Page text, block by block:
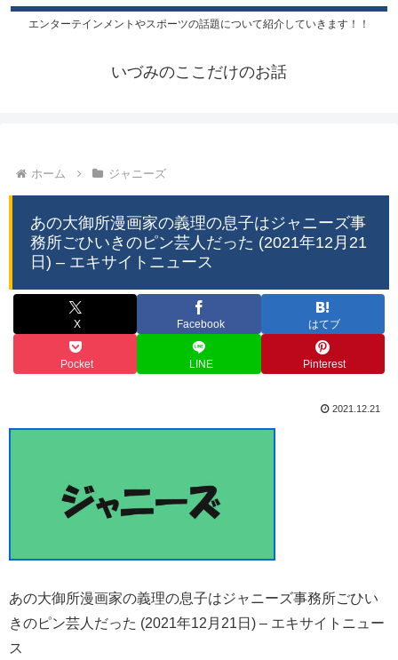
エンターテインメントやスポーツの話題について紹介していきます！！
いづみのここだけのお話
ホーム ジャニーズ
あの大御所漫画家の義理の息子はジャニーズ事
務所ごひいきのピン芸人だった (2021年12月21
日) – エキサイトニュース
X Facebook はてブ
Pocket LINE Pinterest
2021.12.21
あの大御所漫画家の義理の息子はジャニーズ事務所ごひい
きのピン芸人だった (2021年12月21日) – エキサイトニュー
ス